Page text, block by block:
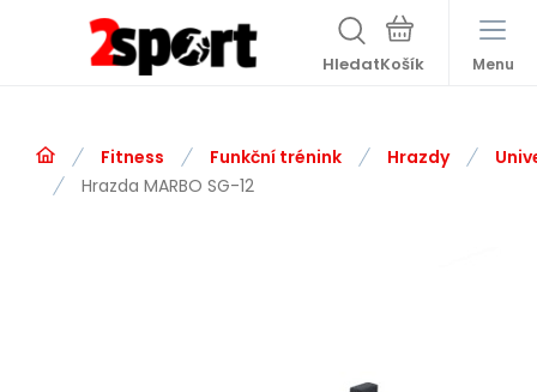
Hledat Menu
Fitness Funkční trénink Hrazdy
Hrazda MARBO SG-12